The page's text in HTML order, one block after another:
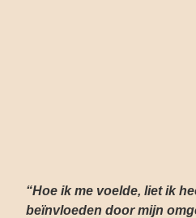
“Hoe ik me voelde, liet ik
beïnvloeden door mijn